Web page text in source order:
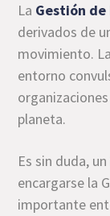
La Gestión de
derivados de
movimiento.
entorno
planeta.
Es sin duda,
encargarse la
importante